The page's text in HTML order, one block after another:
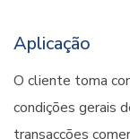
Aplicação
O cliente toma
condições gerais
transacções